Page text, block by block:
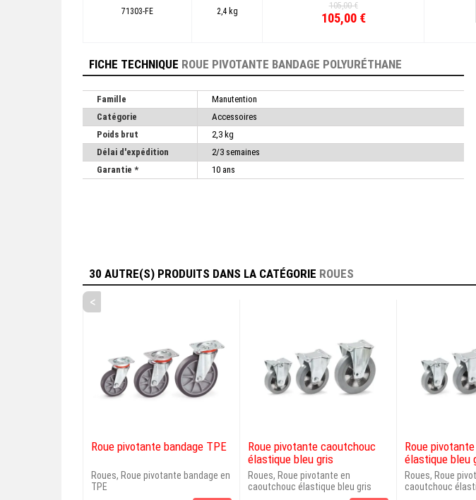
71303-FE 2,4 kg
105,00 €
105,00 €
FICHE TECHNIQUE ROUE PIVOTANTE BANDAGE POLYURÉTHANE
Famille
Manutention
Catégorie
Accessoires
Poids brut
2,3 kg
Délai d'expédition
2/3 semaines
Garantie *
10 ans
30 AUTRE(S) PRODUITS DANS LA CATÉGORIE ROUES
<
Roue pivotante bandage TPE
Roues, Roue pivotante bandage en
TPE
Roue pivotante caoutchouc
élastique bleu gris
Roues, Roue pivotante en
caoutchouc élastique bleu gris
Roue
élastique bleu
Roues, Roue
caoutchouc